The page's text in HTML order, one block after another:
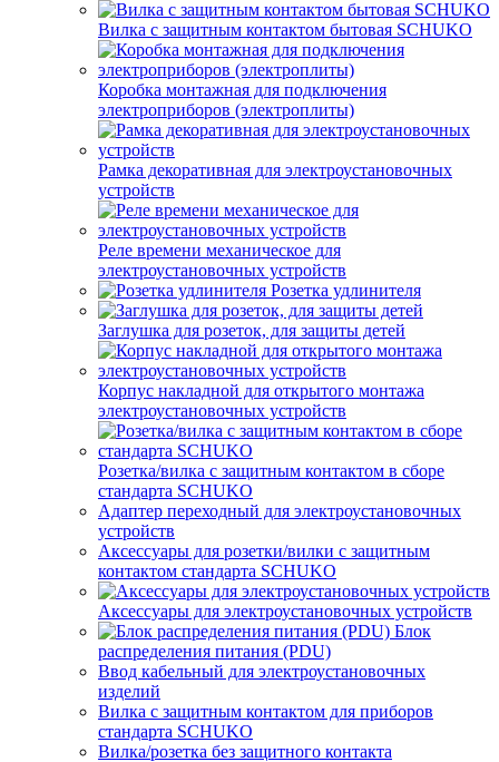
Вилка с защитным контактом бытовая SCHUKO
Коробка монтажная для подключения
электроприборов (электроплиты)
Рамка декоративная для электроустановочных
устройств
Реле времени механическое для
электроустановочных устройств
Розетка удлинителя
Заглушка для розеток, для защиты детей
Корпус накладной для открытого монтажа
электроустановочных устройств
Розетка/вилка с защитным контактом в сборе
стандарта SCHUKO
Адаптер переходный для электроустановочных
устройств
Аксессуары для розетки/вилки с защитным
контактом стандарта SCHUKO
Аксессуары для электроустановочных устройств
Блок
распределения питания (PDU)
Ввод кабельный для электроустановочных
изделий
Вилка с защитным контактом для приборов
стандарта SCHUKO
Вилка/розетка без защитного контакта